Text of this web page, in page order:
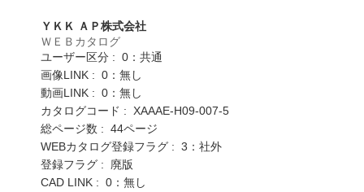
ＹＫＫ ＡＰ株式会社
ＷＥＢカタログ
ユーザー区分 : 0：共通
画像LINK : 0：無し
動画LINK : 0：無し
カタログコード : XAAAE-H09-007-5
総ページ数 : 44ページ
WEBカタログ登録フラグ : 3：社外
登録フラグ : 廃版
CAD LINK : 0：無し